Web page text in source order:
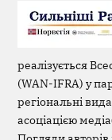
реалізується
(WAN-IFRA) у
регіональні
асоціацією